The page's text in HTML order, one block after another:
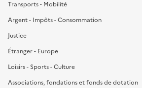
Transports - Mobilité
Argent - Impôts - Consommation
Justice
Étranger - Europe
Loisirs - Sports - Culture
Associations, fondations et fonds de dotation